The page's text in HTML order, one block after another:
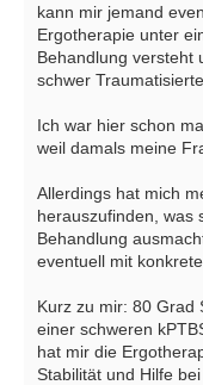
kann mir jemand
Ergotherapie unter
Behandlung versteht
schwer
Ich war hier schon
weil damals meine
Allerdings hat mich
herauszufinden, was
Behandlung
eventuell mit
Kurz zu mir: 80 Grad
einer schweren
hat mir die
Stabilität und Hilfe